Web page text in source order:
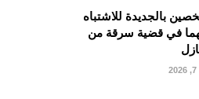
بالجديدة للاشتباه
في قضية سرقة من